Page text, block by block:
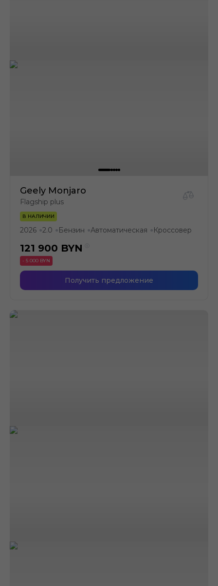
Geely Monjaro
Flagship plus
В НАЛИЧИИ
2026 ●2.0 ● Бензин ●Автоматическая ● Кроссовер
121 900 BYN
- 5 000 BYN
Получить предложение